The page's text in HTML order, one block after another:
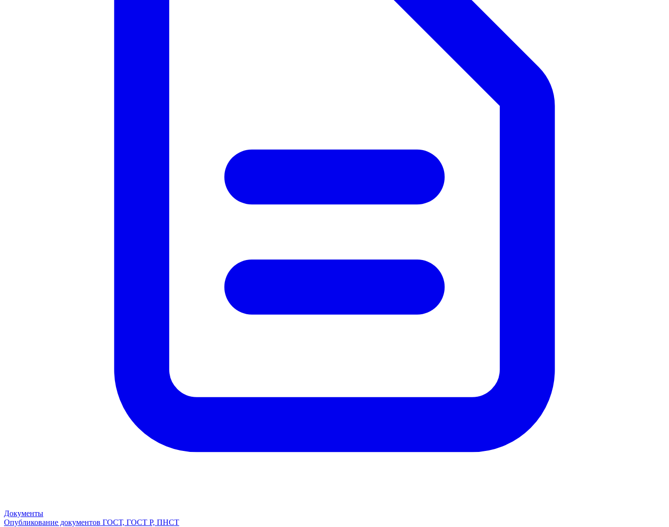
Документы
Опубликование документов ГОСТ, ГОСТ Р, ПНСТ